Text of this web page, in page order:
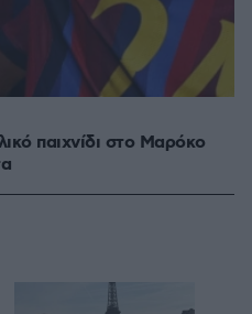
παιχνίδι στο Μαρόκο